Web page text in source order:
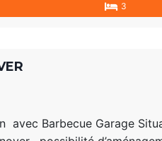
50 m² AU REZ… 3
avec Barbecue Garage